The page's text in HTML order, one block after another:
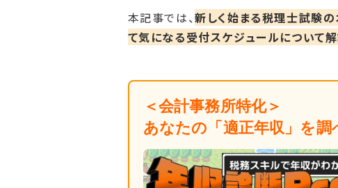
本記事では、新しく始まる税理士試験の
て気になる受付スケジュールについて
＜会計事務所特化＞
あなたの「適正年収」を調